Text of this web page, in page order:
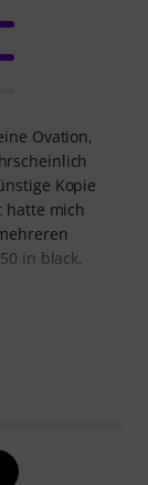
Ovation,
Kopie
hatte mich
in black.